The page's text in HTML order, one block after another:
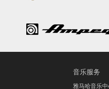
音乐服务
雅马哈音乐